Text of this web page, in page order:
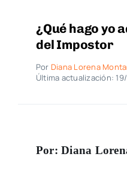
¿Qué hago yo
del Impostor
Por Diana Lorena
Última actualización: 19/
Por: Diana